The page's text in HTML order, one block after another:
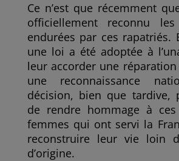
Ce n’est que récemment
officiellement reconnu les
endurées par ces rapatriés.
une loi a été adoptée à
leur accorder une
une reconnaissance
décision, bien que tardive,
de rendre hommage à
femmes qui ont servi la
reconstruire leur vie loin
d’origine.